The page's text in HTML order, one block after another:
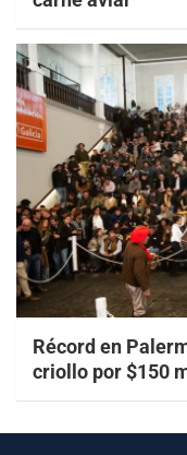
Récord en
criollo por $150